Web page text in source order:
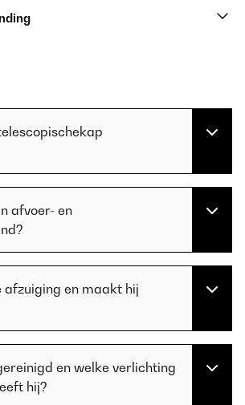
afvoer- en
afzuiging en maakt hij
en welke verlichting
hij?